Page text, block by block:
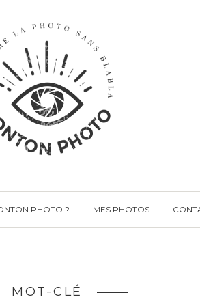
PHOTO ? MES PHOTOS
MOT-CLÉ